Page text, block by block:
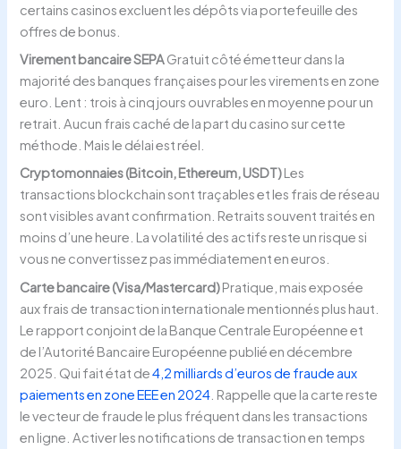
certains casinos excluent les dépôts via portefeuille des
offres de bonus.
Virement bancaire SEPAGratuit côté émetteur dans la
majorité des banques françaises pour les virements en zone
euro. Lent : trois à cinq jours ouvrables en moyenne pour un
retrait. Aucun frais caché de la part du casino sur cette
méthode. Mais le délai est réel.
Cryptomonnaies (Bitcoin, Ethereum, USDT)Les
transactions blockchain sont traçables et les frais de réseau
sont visibles avant confirmation. Retraits souvent traités en
moins d’une heure. La volatilité des actifs reste un risque si
vous ne convertissez pas immédiatement en euros.
Carte bancaire (Visa/Mastercard)Pratique, mais exposée
aux frais de transaction internationale mentionnés plus haut.
Le rapport conjoint de la Banque Centrale Européenne et
de l’Autorité Bancaire Européenne publié en décembre
2025. Qui fait état de4,2 milliards d’euros de fraude aux
paiements en zone EEE en 2024 . Rappelle que la carte reste
le vecteur de fraude le plus fréquent dans les transactions
en ligne. Activer les notifications de transaction en temps